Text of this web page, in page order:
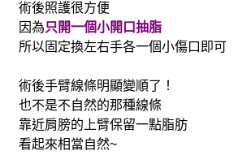
術後照護很方便
因為只開一個小開口抽脂
所以固定換左右手各一個小傷口即可
術後手臂線條明顯變順了！
也不是不自然的那種線條
靠近肩膀的上臂保留一點脂肪
看起來相當自然~